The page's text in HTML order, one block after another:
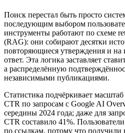
Поиск перестал быть просто
последующим выбором
инструменты работают по схеме
(RAG): они собирают десятки
повторяющиеся утверждения и на
ответ. Эта логика заставляет
а распределённую
независимыми публикациями.
Статистика подчёркивает
CTR по запросам с Google AI
середины 2024 года; даже для
CTR составило 41%.
по ссылкам, потому что получили